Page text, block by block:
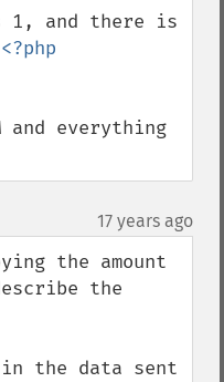
1, and there is
and everything
17 years ago
the amount
the
the data sent